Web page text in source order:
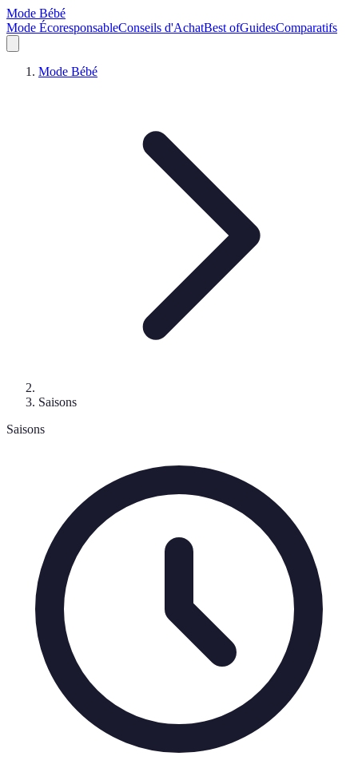
Mode Bébé
Mode ÉcoresponsableConseils d'AchatBest ofGuidesComparatifs
Mode Bébé
Saisons
Saisons